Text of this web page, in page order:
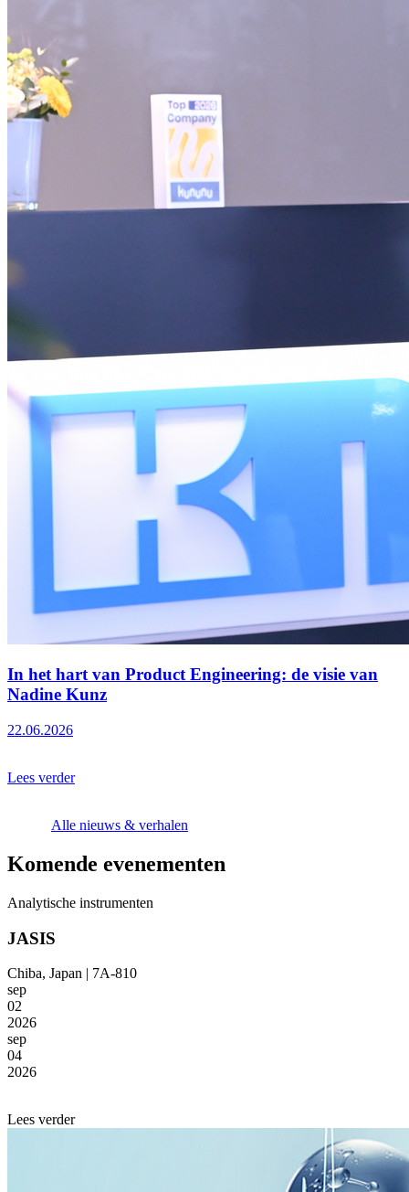
In het hart van Product Engineering: de visie van
Nadine Kunz
22.06.2026
Lees verder
Alle nieuws & verhalen
Komende evenementen
Analytische instrumenten
JASIS
Chiba, Japan | 7A-810
sep
02
2026
sep
04
2026
Lees verder